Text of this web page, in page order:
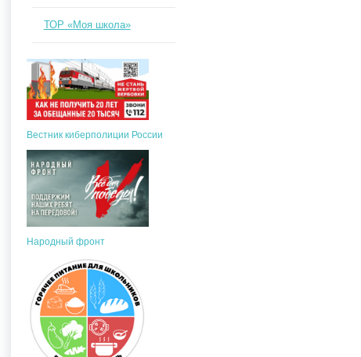
ТОР «Моя школа»
Вестник киберполиции России
Народный фронт